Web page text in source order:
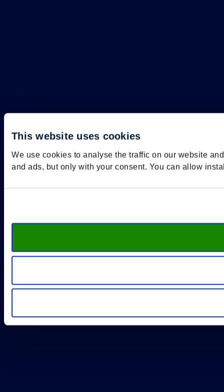
This website uses cookies
We use cookies to analyse the traffic on our website
and ads, but only with your consent. You can allow